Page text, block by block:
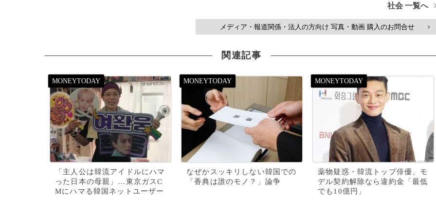
社会 一覧へ
メディア・報道関係・法人の方向け 写真・動画 購入のお問合せ >
関連記事
「主人公は韓流アイドルにハマ
った日本の母親」…東京ガスC
Mにハマる韓国ネットユーザー
なぜかスッキリしない韓国での
「香典は誰のモノ？」論争
薬物疑惑・韓流トップ俳優、モ
デル契約解除なら違約金「最低
でも10億円」